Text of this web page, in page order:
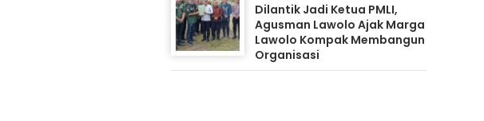
Dilantik Jadi Ketua PMLI,
Agusman Lawolo Ajak Marga
Lawolo Kompak Membangun
Organisasi